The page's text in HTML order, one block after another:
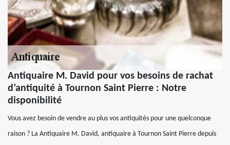
Antiquaire M. David pour vos besoins de rachat
d’antiquité à Tournon Saint Pierre : Notre
disponibilité
Vous avez besoin de vendre au plus vos antiquités pour une quelconque
raison ? La Antiquaire M. David, antiquaire à Tournon Saint Pierre depuis